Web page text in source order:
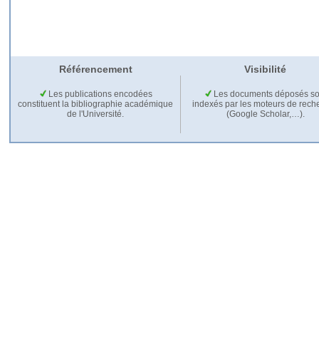
Référencement Visibilité
Les publications encodées
constituent la bibliographie académique
de l'Université.
Les documents déposés
indexés par les moteurs de
(Google Scholar,…).